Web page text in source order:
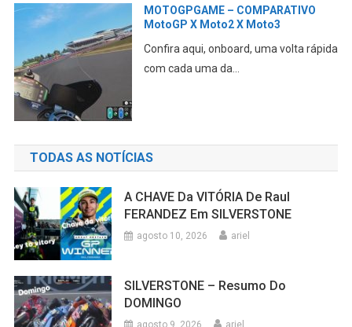
FERANDEZ Em SILVERSTONE
agosto 10, 2026 ariel
SILVERSTONE – Resumo Do
MOTOGP SILVERSTONE – MARTIN P1
agosto 8, 2026 ariel
agosto 8, 2026 ariel